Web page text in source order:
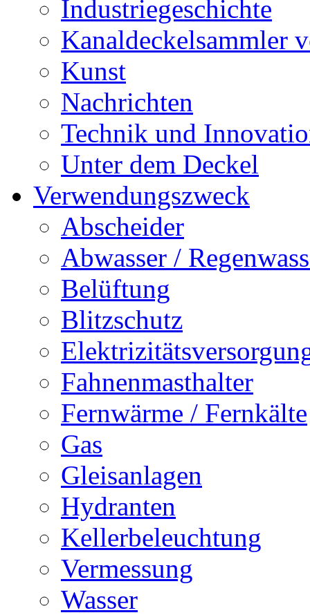
Industriegeschichte
Kanaldeckelsammler
Kunst
Nachrichten
Technik und
Unter dem Deckel
Verwendungszweck
Abscheider
Abwasser /
Belüftung
Blitzschutz
Fahnenmasthalter
Fernwärme / Fernkälte
Gas
Gleisanlagen
Hydranten
Kellerbeleuchtung
Vermessung
Wasser